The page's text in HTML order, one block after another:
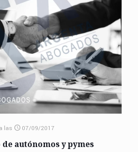
a las 07/09/2017
autónomos y pymes